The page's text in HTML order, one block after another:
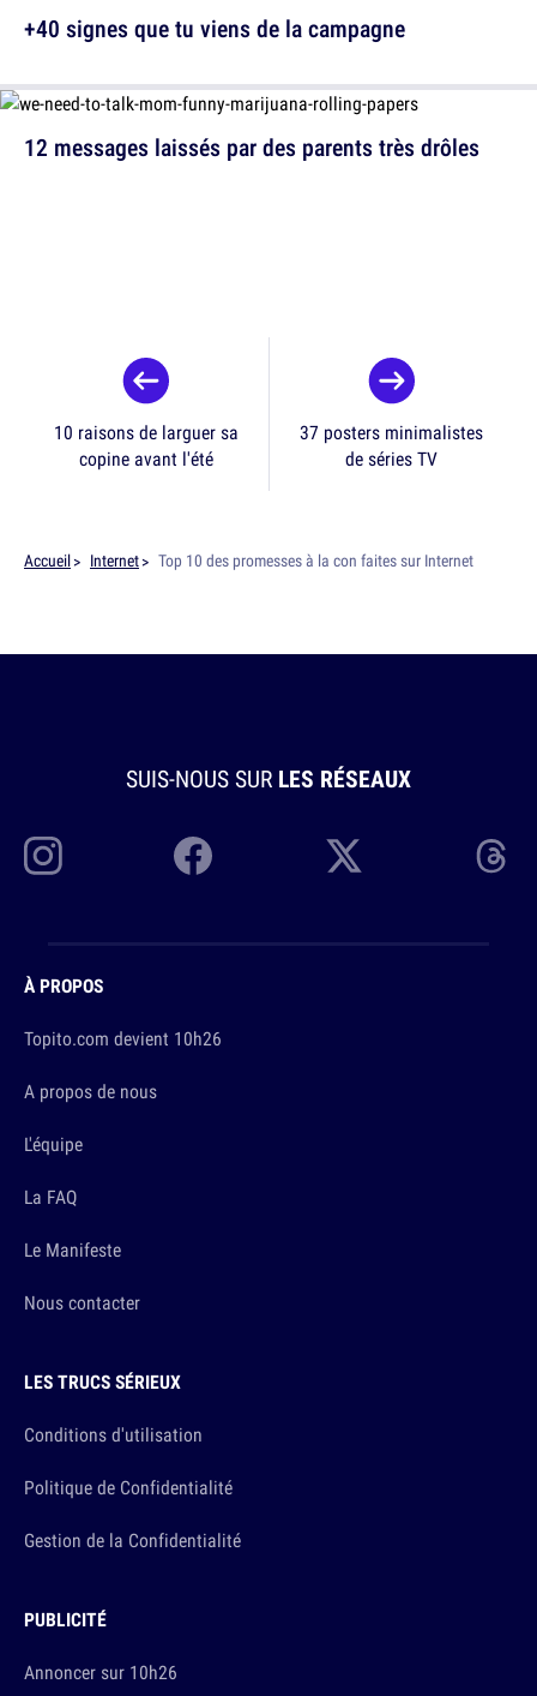
12 messages laissés par des parents très drôles
+40 signes que tu viens de la campagne
10 raisons de larguer sa
copine avant l'été
37 posters minimalistes
de séries TV
Accueil Internet Top 10 des promesses à la con faites sur Internet
SUIS-NOUS SUR LES RÉSEAUX
À PROPOS
Topito.com devient 10h26
A propos de nous
L'équipe
La FAQ
Le Manifeste
Nous contacter
LES TRUCS SÉRIEUX
Conditions d'utilisation
Politique de Confidentialité
Gestion de la Confidentialité
PUBLICITÉ
Annoncer sur 10h26